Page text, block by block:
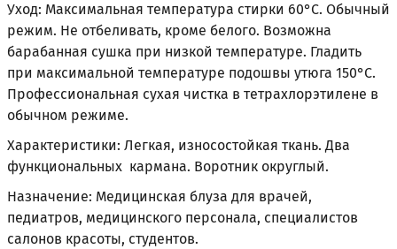
Уход: Максимальная температура стирки 60°С. Обычный
режим. Не отбеливать, кроме белого. Возможна
барабанная сушка при низкой температуре. Гладить
при максимальной температуре подошвы утюга 150°С.
Профессиональная сухая чистка в тетрахлорэтилене в
обычном режиме.
Характеристики: Легкая, износостойкая ткань. Два
функциональных кармана. Воротник округлый.
Назначение: Медицинская блуза для врачей,
педиатров, медицинского персонала, специалистов
салонов красоты, студентов.